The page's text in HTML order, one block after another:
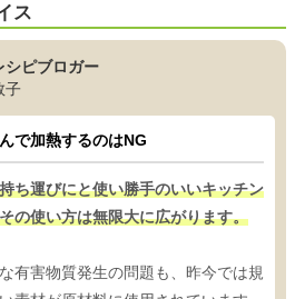
ス
ピブロガー
子
で加熱するのはNG
ち運びにと使い勝手のいいキッチン
の使い方は無限大に広がります。
有害物質発生の問題も、昨今では規